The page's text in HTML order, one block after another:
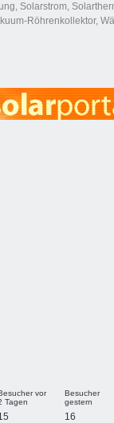
, Solarstrom,
Röhrenkollektor,
vor
Tagen
Besucher
gestern
16